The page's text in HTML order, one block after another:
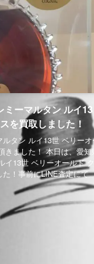
ーマルタン ルイ13
を買取しました！
タン ルイ13世 ベリー
きました！ 本日は、愛知
イ13世 ベリーオールド ク
！事前にLINE査定にて